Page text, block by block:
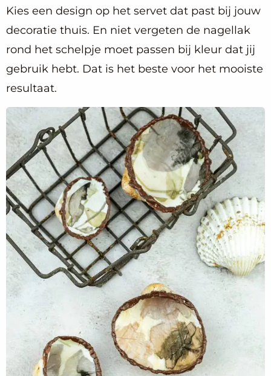
Kies een design op het servet dat past bij jouw
decoratie thuis. En niet vergeten de nagellak
rond het schelpje moet passen bij kleur dat jij
gebruik hebt. Dat is het beste voor het mooiste
resultaat.